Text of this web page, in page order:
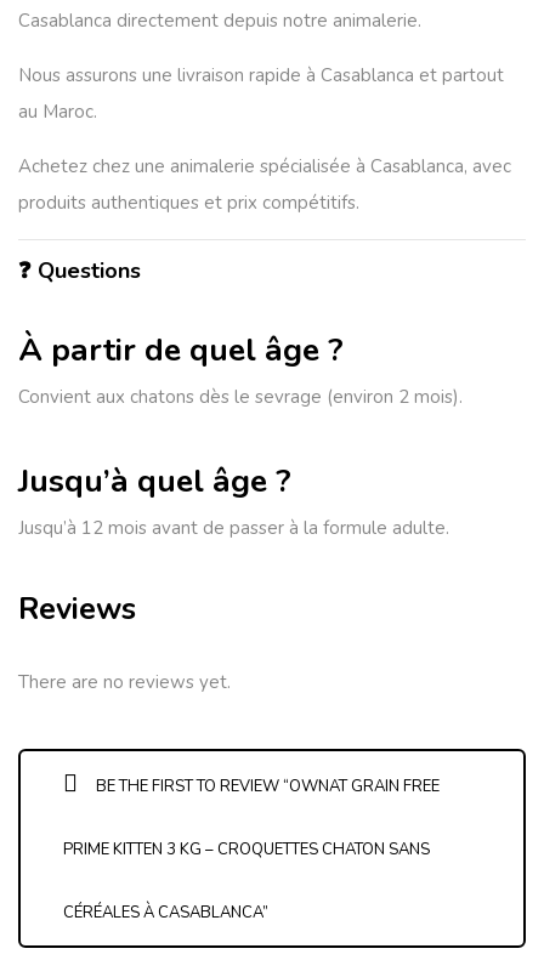
Casablanca directement depuis notre animalerie.
Nous assurons une livraison rapide à Casablanca et partout
au Maroc.
Achetez chez une animalerie spécialisée à Casablanca, avec
produits authentiques et prix compétitifs.
❓ Questions
À partir de quel âge ?
Convient aux chatons dès le sevrage (environ 2 mois).
Jusqu’à quel âge ?
Jusqu’à 12 mois avant de passer à la formule adulte.
Reviews
There are no reviews yet.
BE THE FIRST TO REVIEW “OWNAT GRAIN FREE
PRIME KITTEN 3 KG – CROQUETTES CHATON SANS
CÉRÉALES À CASABLANCA”